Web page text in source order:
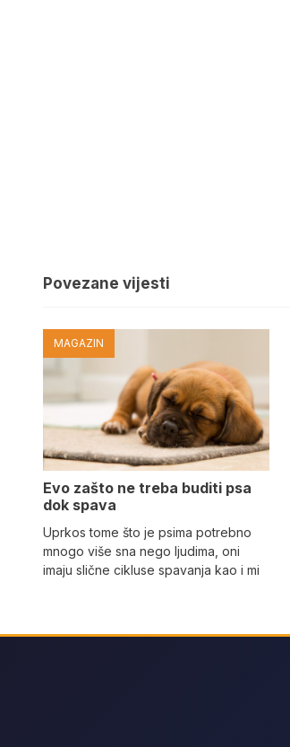
Povezane vijesti
MAGAZIN
Evo zašto ne treba buditi psa
dok spava
Uprkos tome što je psima potrebno
mnogo više sna nego ljudima, oni
imaju slične cikluse spavanja kao i mi